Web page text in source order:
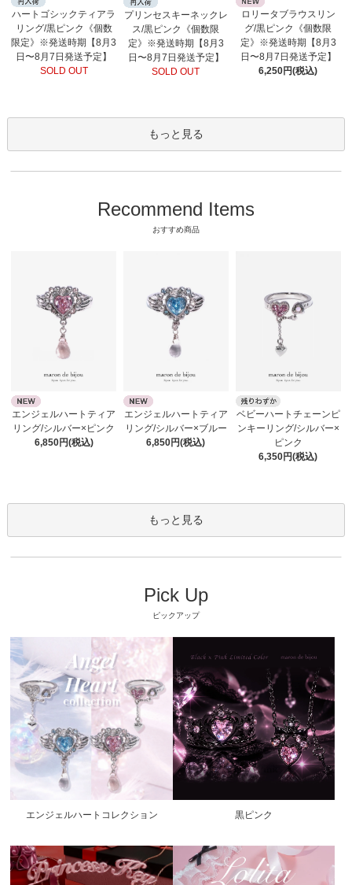
ハートゴシックティアラ
リング/黒ピンク《個数
限定》※発送時期【8月3
日〜8月7日発送予定】
SOLD OUT
プリンセスキーネックレ
ス/黒ピンク《個数限
定》※発送時期【8月3
日〜8月7日発送予定】
SOLD OUT
ロリータブラウスリン
グ/黒ピンク《個数限
定》※発送時期【8月3
日〜8月7日発送予定】
6,250円(税込)
もっと見る
Recommend Items
おすすめ商品
エンジェルハートティア
リング/シルバー×ピンク
6,850円(税込)
エンジェルハートティア
リング/シルバー×ブルー
6,850円(税込)
ベビーハートチェーンピ
ンキーリング/シルバー×
ピンク
6,350円(税込)
もっと見る
Pick Up
ピックアップ
エンジェルハートコレクション 黒ピンク